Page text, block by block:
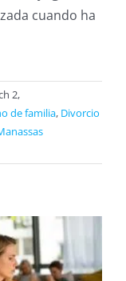
cuando ha
2,
de familia, Divorcio